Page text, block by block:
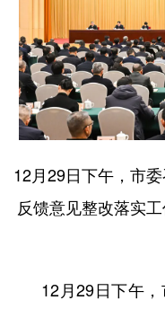
12月29日下午，市
反馈意见整改落实
12月29日下午，